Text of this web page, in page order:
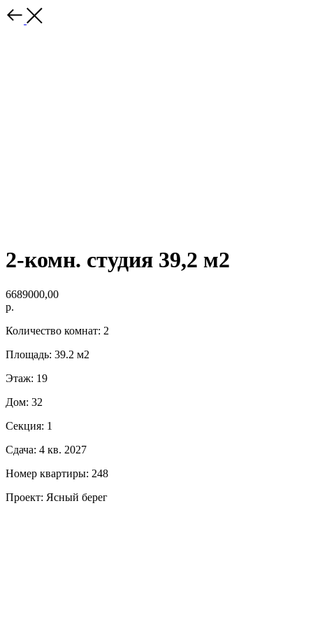
2-комн. студия 39,2 м2
6689000,00
р.
Количество комнат: 2
Площадь: 39.2 м2
Этаж: 19
Дом: 32
Секция: 1
Сдача: 4 кв. 2027
Номер квартиры: 248
Проект: Ясный берег